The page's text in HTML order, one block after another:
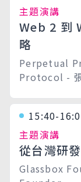
主題演講
Web 2 到
略
Perpetual
Protocol -
15:40-
主題演講
從台灣研
Glassbox